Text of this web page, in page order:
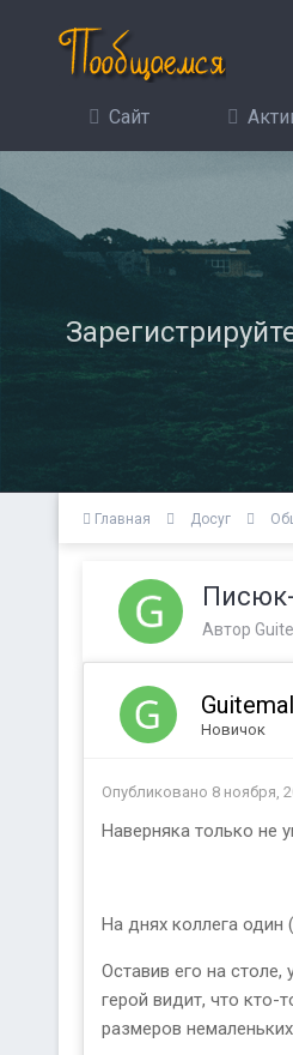
Сайт
Главная Досуг
Автор
Новичок
Опубликовано 8 ноября,
Наверняка только не
На днях коллега
Оставив его на
герой видит, что кто-
размеров